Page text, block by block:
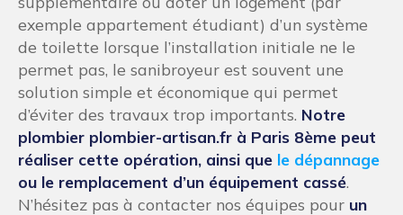
exemple appartement étudiant) d’un système
de toilette lorsque l’installation initiale ne le
permet pas, le sanibroyeur est souvent une
solution simple et économique qui permet
d’éviter des travaux trop importants. Notre
plombier plombier-artisan.fr à Paris 8ème peut
réaliser cette opération, ainsi que le dépannage
ou le remplacement d’un équipement cassé.
N’hésitez pas à contacter nos équipes pour un